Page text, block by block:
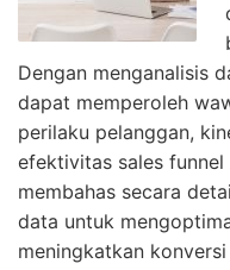
Dengan menganalisis
dapat memperoleh
perilaku pelanggan,
efektivitas sales
membahas secara
data untuk
meningkatkan